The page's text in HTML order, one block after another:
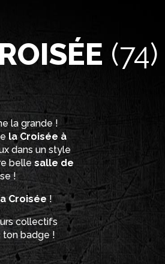
(74)
la grande !
la Croisée à
dans un style
belle salle de
!
Croisée!
collectifs
ton badge !